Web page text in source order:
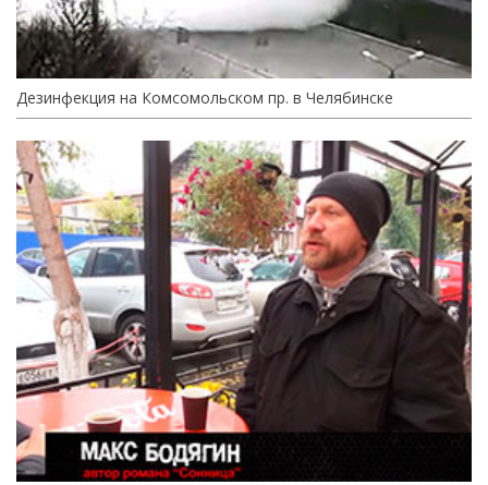
Дезинфекция на Комсомольском пр. в Челябинске